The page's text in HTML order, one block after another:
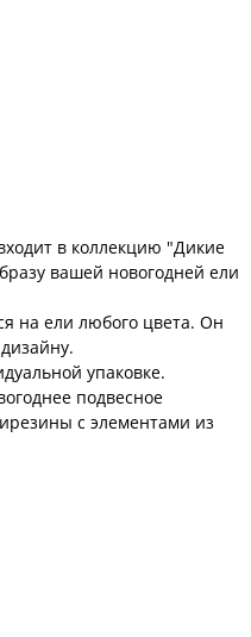
в коллекцию "Дикие
вашей новогодней ели
на ели любого цвета. Он
упаковке.
подвесное
с элементами из